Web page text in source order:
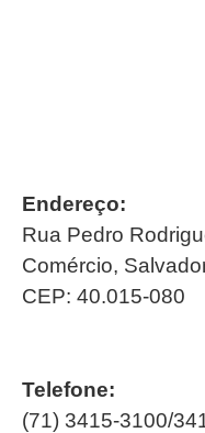
Endereço:
Rua Pedro
Comércio,
CEP: 40.015-080
Telefone:
(71) 3415-3100/